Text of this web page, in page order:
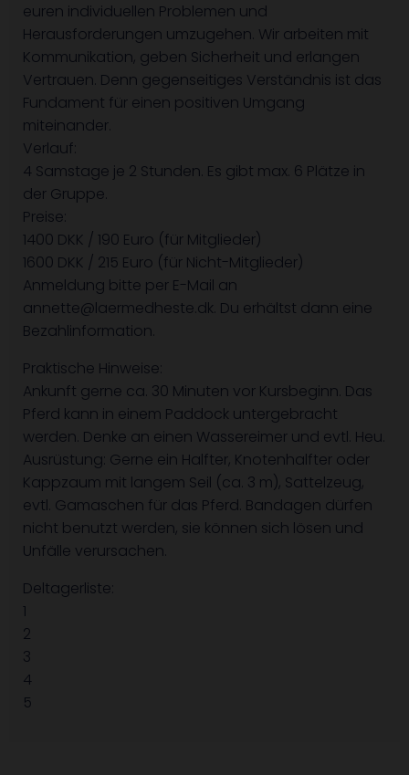
euren individuellen Problemen und
Herausforderungen umzugehen. Wir arbeiten mit
Kommunikation, geben Sicherheit und erlangen
Vertrauen. Denn gegenseitiges Verständnis ist das
Fundament für einen positiven Umgang
miteinander.
Verlauf:
4 Samstage je 2 Stunden. Es gibt max. 6 Plätze in
der Gruppe.
Preise:
1400 DKK / 190 Euro (für Mitglieder)
1600 DKK / 215 Euro (für Nicht-Mitglieder)
Anmeldung bitte per E-Mail an
annette@laermedheste.dk. Du erhältst dann eine
Bezahlinformation.
Praktische Hinweise:
Ankunft gerne ca. 30 Minuten vor Kursbeginn. Das
Pferd kann in einem Paddock untergebracht
werden. Denke an einen Wassereimer und evtl. Heu.
Ausrüstung: Gerne ein Halfter, Knotenhalfter oder
Kappzaum mit langem Seil (ca. 3 m), Sattelzeug,
evtl. Gamaschen für das Pferd. Bandagen dürfen
nicht benutzt werden, sie können sich lösen und
Unfälle verursachen.
Deltagerliste:
1
2
3
4
5